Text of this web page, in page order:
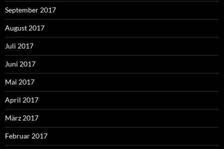
September 2017
August 2017
Juli 2017
Juni 2017
Mai 2017
April 2017
März 2017
Februar 2017